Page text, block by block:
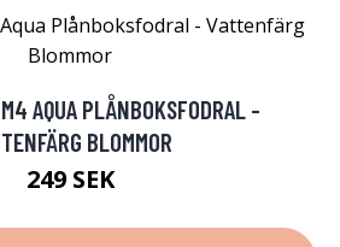
AQUA PLÅNBOKSFODRAL -
BLOMMOR
249 SEK